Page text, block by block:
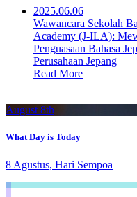
2025.06.06
Wawancara Sekolah
Academy (J-ILA):
Penguasaan Bahasa
Perusahaan Jepang
Read More
August 8th
What Day is Today
8 Agustus, Hari Sempoa